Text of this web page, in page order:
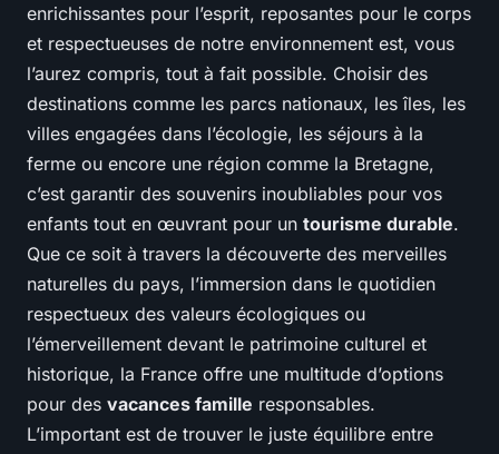
enrichissantes pour l’esprit, reposantes pour le corps
et respectueuses de notre environnement est, vous
l’aurez compris, tout à fait possible. Choisir des
destinations comme les parcs nationaux, les îles, les
villes engagées dans l’écologie, les séjours à la
ferme ou encore une région comme la Bretagne,
c’est garantir des souvenirs inoubliables pour vos
enfants tout en œuvrant pour un tourisme durable.
Que ce soit à travers la découverte des merveilles
naturelles du pays, l’immersion dans le quotidien
respectueux des valeurs écologiques ou
l’émerveillement devant le patrimoine culturel et
historique, la France offre une multitude d’options
pour des vacances famille responsables.
L’important est de trouver le juste équilibre entre